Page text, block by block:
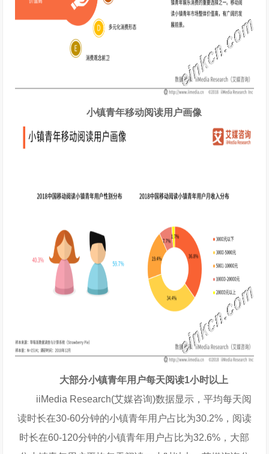
小镇青年移动阅读用户画像
大部分小镇青年用户每天阅读1小时以上
iiMedia Research(艾媒咨询)数据显示，平均每天阅
读时长在30-60分钟的小镇青年用户占比为30.2%，阅读
时长在60-120分钟的小镇青年用户占比为32.6%，大部